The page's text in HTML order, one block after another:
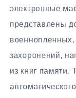
электронные
представлены
военнопленных,
захоронений,
из книг памяти.